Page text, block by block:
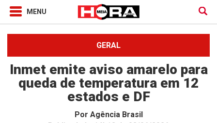
GERAL
Inmet emite aviso amarelo para
queda de temperatura em 12
estados e DF
Por Agência Brasil